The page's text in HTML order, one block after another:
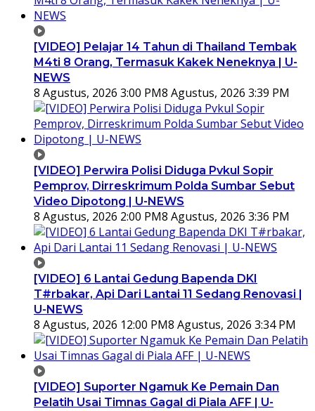
[VIDEO] Pelajar 14 Tahun di Thailand Tembak
M4ti 8 Orang, Termasuk Kakek Neneknya | U-
NEWS
8 Agustus, 2026 3:00 PM8 Agustus, 2026 3:39 PM
[VIDEO] Perwira Polisi Diduga Pvkul Sopir
Pemprov, Dirreskrimum Polda Sumbar Sebut
Video Dipotong | U-NEWS
8 Agustus, 2026 2:00 PM8 Agustus, 2026 3:36 PM
[VIDEO] 6 Lantai Gedung Bapenda DKI
T#rbakar, Api Dari Lantai 11 Sedang Renovasi |
U-NEWS
8 Agustus, 2026 12:00 PM8 Agustus, 2026 3:34 PM
[VIDEO] Suporter Ngamuk Ke Pemain Dan
Pelatih Usai Timnas Gagal di Piala AFF | U-